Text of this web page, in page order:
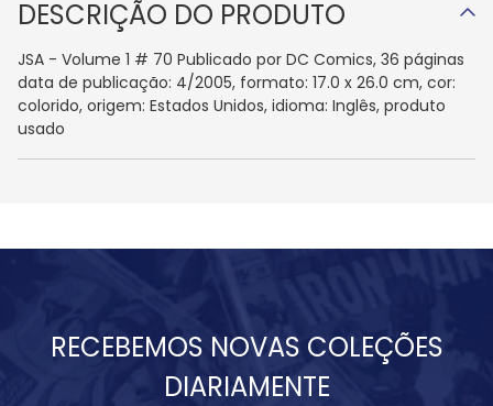
DESCRIÇÃO DO PRODUTO
JSA - Volume 1 # 70 Publicado por DC Comics, 36 páginas
data de publicação: 4/2005, formato: 17.0 x 26.0 cm, cor:
colorido, origem: Estados Unidos, idioma: Inglês, produto
usado
RECEBEMOS NOVAS COLEÇÕES
DIARIAMENTE